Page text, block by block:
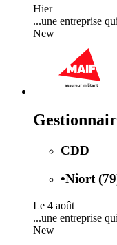
Hier
...une entreprise
New
CDD
•Niort
Le 4 août
...une entreprise
New